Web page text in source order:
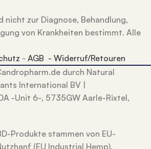
nicht zur Diagnose, Behandlung,
von Krankheiten bestimmt. Alle
- AGB - Widerruf/Retouren
durch Natural
International BV |
-Unit 6-, 5735GW Aarle-Rixtel,
Produkte stammen von EU-
(EU Industrial Hemp).